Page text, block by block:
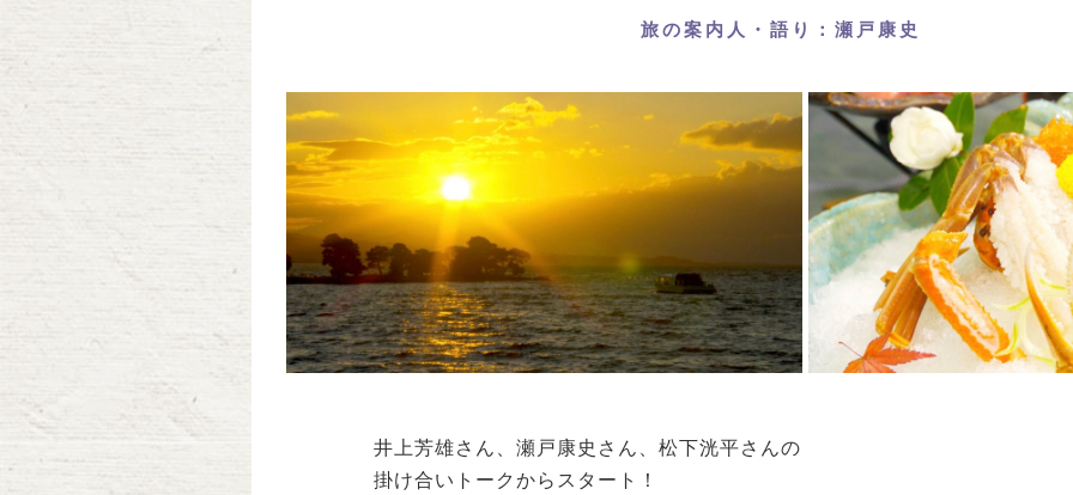
旅の案内人・語り：瀬戸康史
井上芳雄さん、瀬戸康史さん、松下洸平さんの
掛け合いトークからスタート！